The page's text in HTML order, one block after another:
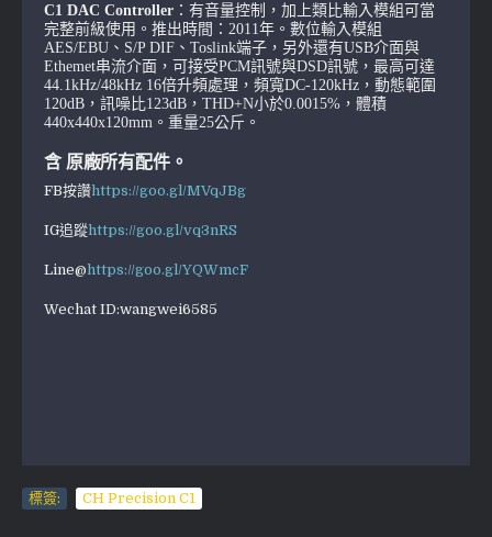
C1 DAC Controller ：有音量控制，加上類比輸入模組可當
完整前級使用。推出時間：2011年。數位輸入模組
AES/EBU、S/P DIF、Toslink端子，另外還有USB介面與
Ethemet串流介面，可接受PCM訊號與DSD訊號，最高可達
44.1kHz/48kHz 16倍升頻處理，頻寬DC-120kHz，動態範圍
120dB，訊噪比123dB，THD+N小於0.0015%，體積
440x440x120mm。重量25公斤。
含 原廠所有配件。
FB按讚https://goo.gl/MVqJBg
IG追蹤https://goo.gl/vq3nRS
Line@https://goo.gl/YQWmcF
Wechat ID:wangwei6585
標簽: CH Precision C1